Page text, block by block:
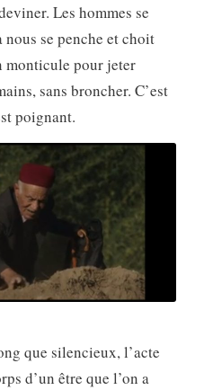
Les hommes se
se penche et choit
monticule pour jeter
sans broncher. C’est
poignant.
que silencieux, l’acte
d’un être que l’on a